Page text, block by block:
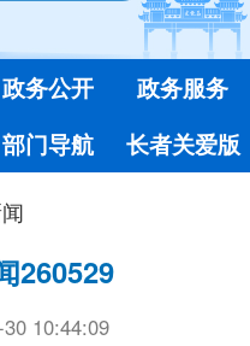
政务公开
政务服务
部门导航 长者关爱版
260529
10:44:09